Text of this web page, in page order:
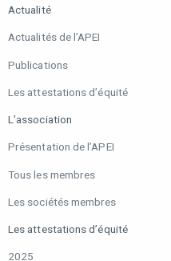
Actualité
Actualités de l’APEI
Publications
Les attestations d’équité
L’association
Présentation de l’APEI
Tous les membres
Les sociétés membres
Les attestations d’équité
2025